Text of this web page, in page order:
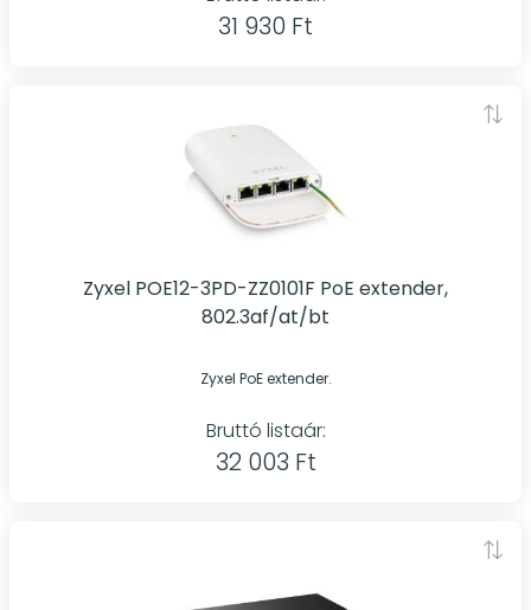
31 930 Ft
Zyxel POE12-3PD-ZZ0101F PoE extender,
802.3af/at/bt
Zyxel PoE extender.
Bruttó listaár:
32 003 Ft